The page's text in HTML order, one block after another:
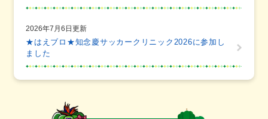
2026年7月6日更新
★はえブロ★知念慶サッカークリニック2026に参加し
ました